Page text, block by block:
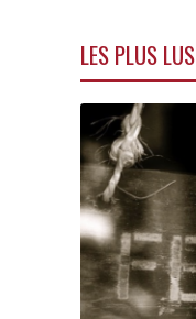
LES PLUS LUS